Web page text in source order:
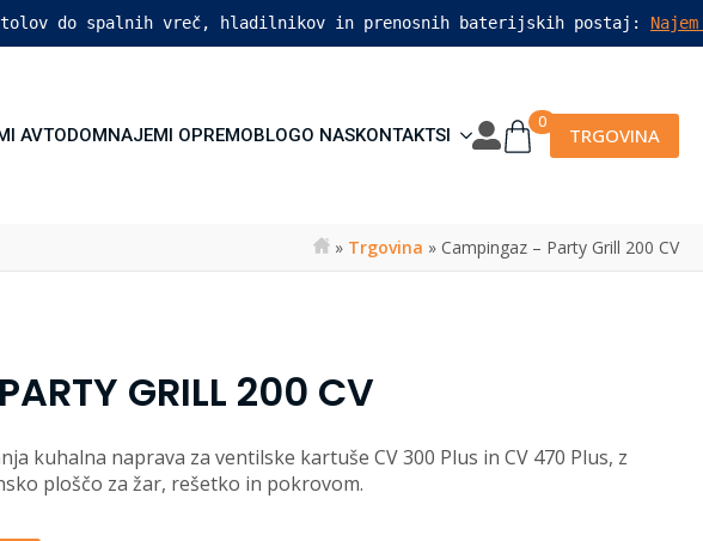
do spalnih vreč, hladilnikov in prenosnih baterijskih postaj:
AVTODOMNAJEMI OPREMOBLOGO NASKONTAKTSI
0
TRGOVINA
» Trgovina » Campingaz – Party Grill 200 CV
GRILL 200 CV
kuhalna naprava za ventilske kartuše CV 300 Plus in CV 470 Plus, z
ploščo za žar, rešetko in pokrovom.